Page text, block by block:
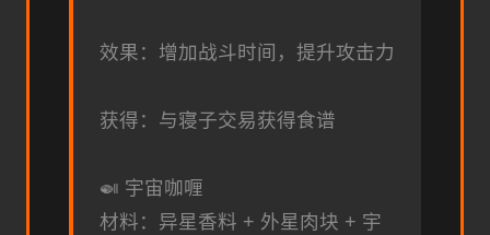
效果：增加战斗时间，提升攻击力
获得：与寝子交易获得食谱
🍛 宇宙咖喱
材料：异星香料 + 外星肉块 + 宇